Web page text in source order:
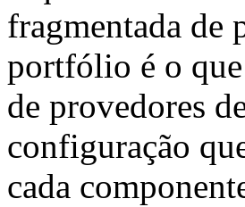
fragmentada de
portfólio é o
de provedores
configuração
cada